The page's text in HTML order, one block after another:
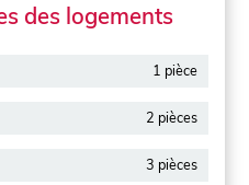
des logements
1 pièce
2 pièces
3 pièces